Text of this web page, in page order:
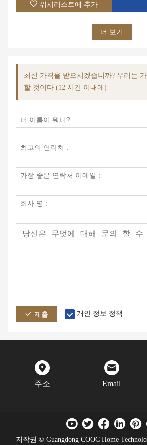
위시리스트에 추가
더 보기
최신 가격을 받으시겠습니까? 우리는
할 것이다 (12 시간 이내에)
제출 개인 정보 정책
주소 Email
저작권 © Guangdong COOC Home